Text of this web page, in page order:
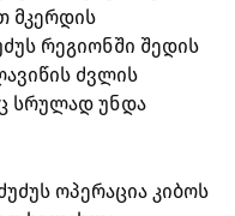
მკერდის
რეგიონში შედის
ძვლის
სრულად უნდა
ოპერაცია კიბოს